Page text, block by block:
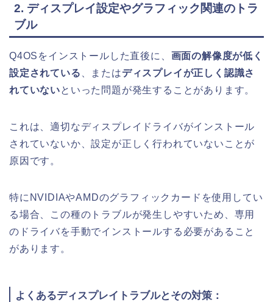
2. ディスプレイ設定やグラフィック関連のトラ
ブル
Q4OSをインストールした直後に、 画面の解像度が低く
設定されている 、またはディスプレイが正しく認識さ
れていないといった問題が発生することがあります。
これは、適切なディスプレイドライバがインストール
されていないか、設定が正しく行われていないことが
原因です。
特にNVIDIAやAMDのグラフィックカードを使用してい
る場合、この種のトラブルが発生しやすいため、専用
のドライバを手動でインストールする必要があること
があります。
よくあるディスプレイトラブルとその対策：